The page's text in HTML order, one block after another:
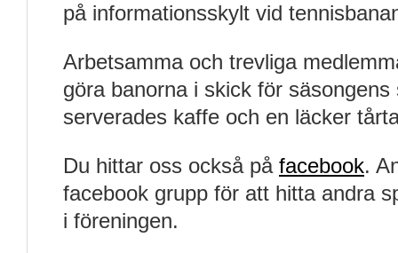
på informationsskylt vid
Arbetsamma och trevliga
göra banorna i skick för
serverades kaffe och en läcker
Du hittar oss också på facebook.
facebook grupp för att hitta andra
i föreningen.